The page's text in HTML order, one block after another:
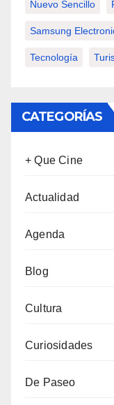
Nuevo Sencillo
Samsung
Tecnología
CATEGORÍAS
+ Que Cine
Actualidad
Agenda
Blog
Cultura
Curiosidades
De Paseo